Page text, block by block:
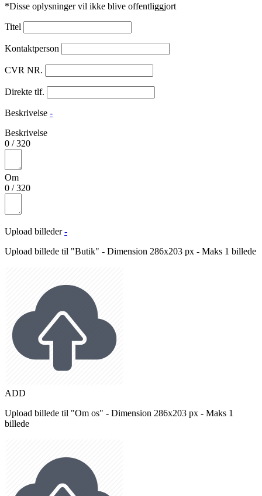
*Disse oplysninger vil ikke blive offentliggjort
Titel
Kontaktperson
CVR NR.
Direkte tlf.
Beskrivelse -
Beskrivelse
0 /320
Om
0 /320
Upload billeder -
Upload billede til "Butik" - Dimension 286x203 px - Maks 1 billede
ADD
Upload billede til "Om os" - Dimension 286x203 px - Maks 1
billede